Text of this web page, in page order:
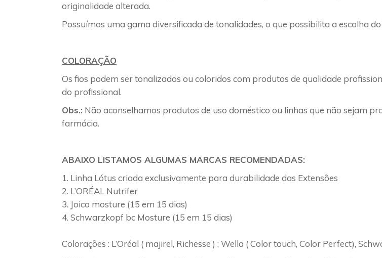
originalidade alterada.
Possuímos uma gama diversificada de tonalidades, o que possibilita a escolha
COLORAÇÃO
Os fios podem ser tonalizados ou coloridos com produtos de qualidade
do profissional.
Obs.: Não aconselhamos produtos de uso doméstico ou linhas que não sejam
farmácia.
ABAIXO LISTAMOS ALGUMAS MARCAS RECOMENDADAS:
Linha Lótus criada exclusivamente para durabilidade das Extensões
L’ORÉAL Nutrifer
Joico mosture (15 em 15 dias)
Schwarzkopf bc Mosture (15 em 15 dias)
Colorações : L’Oréal ( majirel, Richesse ) ; Wella ( Color touch, Color Perfect),